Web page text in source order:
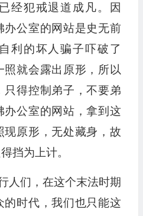
经犯戒退道成凡。因
办公室的网站是史无前
利的坏人骗子吓破了
照就会露出原形，所以
得控制弟子，不要弟
办公室的网站，拿到这
现原形，无处藏身，故
挡为上计。
人们，在这个末法时期
的时代，我们也只能这